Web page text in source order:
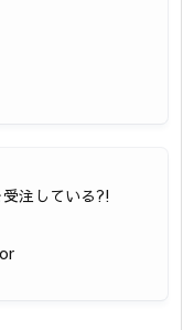
注している?!